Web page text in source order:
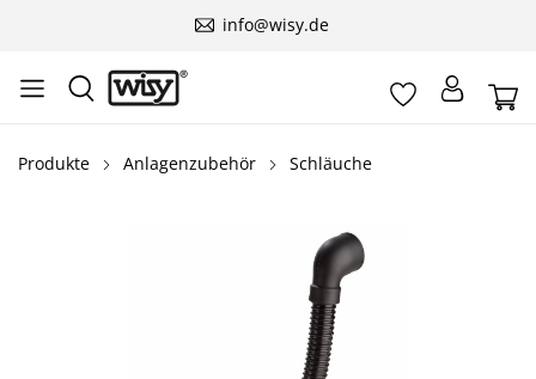
info@wisy.de
Produkte Anlagenzubehör Schläuche